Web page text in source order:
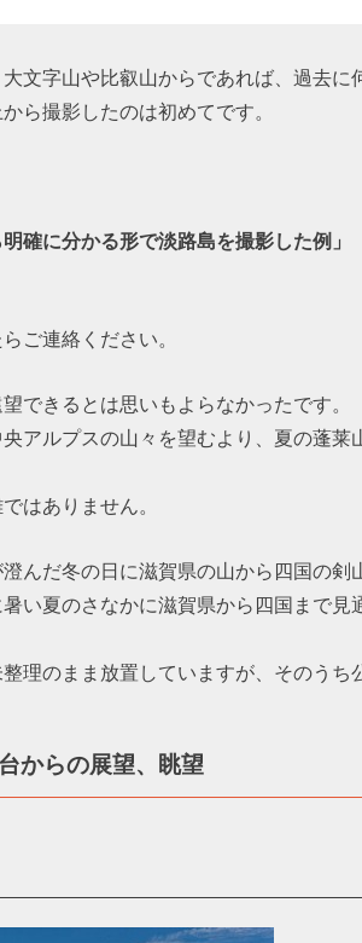
文字山や比叡山からであれば、過去に
ら撮影したのは初めてです。
確に分かる形で淡路島を撮影した例」
ご連絡ください。
できるとは思いもよらなかったです。
アルプスの山々を望むより、夏の蓬莱
はありません。
んだ冬の日に滋賀県の山から四国の剣
い夏のさなかに滋賀県から四国まで見
理のまま放置していますが、そのうち
からの展望、眺望